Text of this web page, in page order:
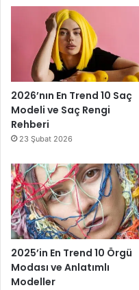
2026’nın En Trend 10 Saç
Modeli ve Saç Rengi
Rehberi
23 Şubat 2026
2025’in En Trend 10 Örgü
Modası ve Anlatımlı
Modeller